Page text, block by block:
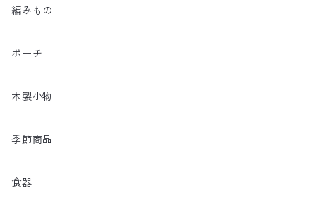
編みもの
ポーチ
木製小物
季節商品
食器